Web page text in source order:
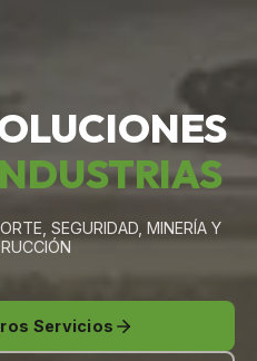
SEGURIDAD, MINERÍA Y
Servicios